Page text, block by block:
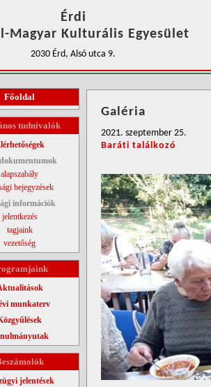
Érdi
Magyar Kulturális Egyesület
2030 Érd, Alsó utca 9.
Főoldal
tudnivalók
alapszabály
bejegyzések
információk
jelentkezés
tagjaink
vezetőség
munkaterv
jelentések
Galéria
2021. szeptember 25.
Baráti találkozó